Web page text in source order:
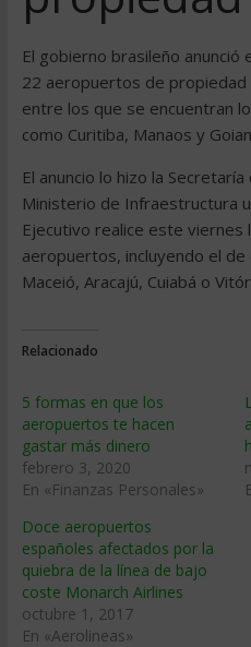
El gobierno brasileño
22 aeropuertos de propiedad
entre los que se encuentran
como Curitiba, Manaos y
El anuncio lo hizo la Secretaría
Ministerio de Infraestructura
Ejecutivo realice este viernes
aeropuertos, incluyendo el de
Maceió, Aracajú, Cuiabá o
Relacionado
5 formas en que los
aeropuertos te hacen
gastar más dinero
febrero 3, 2020
En «Finanzas Personales»
Doce aeropuertos
españoles afectados por la
quiebra de la línea de bajo
coste Monarch Airlines
octubre 1, 2017
En «Aerolineas»